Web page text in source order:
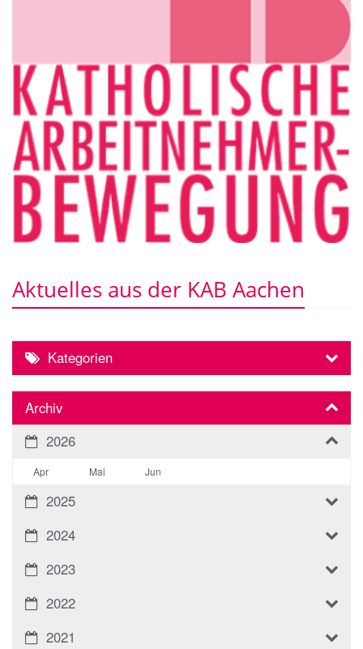
Aktuelles aus der KAB Aachen
Kategorien
Archiv
2026
Apr Mai Jun
2025
2024
2023
2022
2021